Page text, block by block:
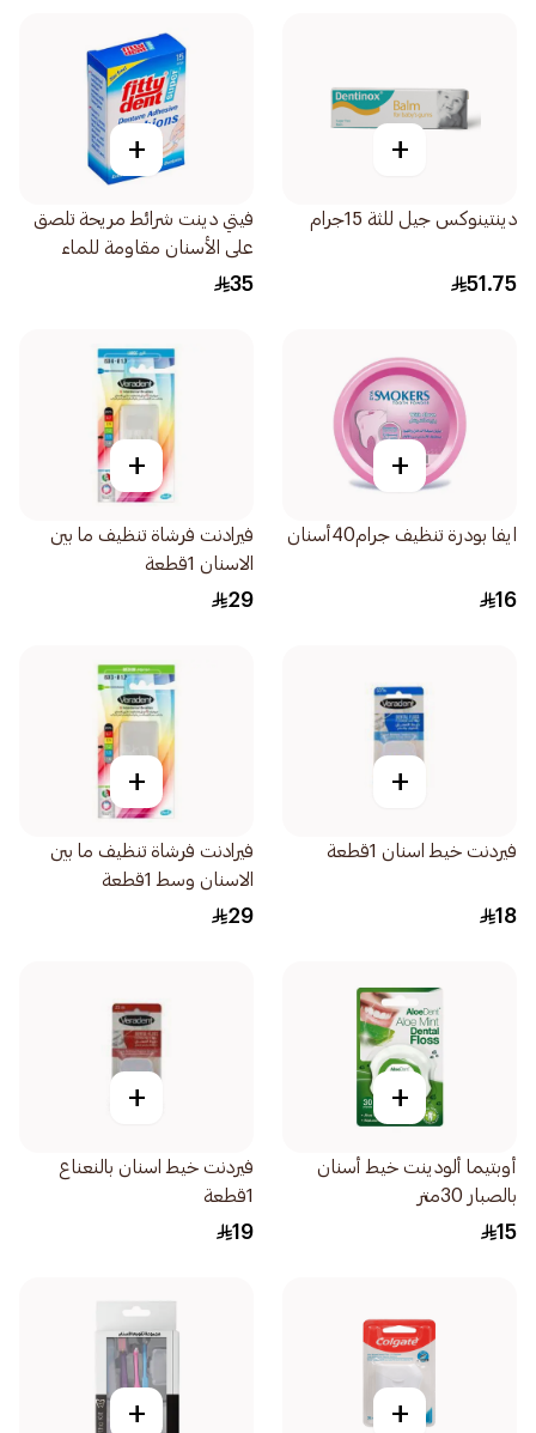
+
دينتينوكس جيل للثة 15جرام
51.75
+
فيتي دينت شرائط مريحة تلصق
على الأسنان مقاومة للماء
15قطعة
35
+
ايفا بودرة تنظيف جرام40أسنان
16
+
فيرادنت فرشاة تنظيف ما بين
الاسنان 1قطعة
29
+
فيردنت خيط اسنان 1قطعة
18
+
فيرادنت فرشاة تنظيف ما بين
الاسنان وسط 1قطعة
29
+
أوبتيما ألودينت خيط أسنان
بالصبار 30متر
15
+
فيردنت خيط اسنان بالنعناع
1قطعة
19
+
+